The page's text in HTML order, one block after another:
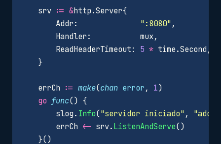
srv := &http.Server{
Addr: ":8080",
Handler: mux,
ReadHeaderTimeout: 5 * time.Second,
}
errCh := make(chan error, 1)
go func() {
slog. Info("servidor iniciado", "addr"
errCh <- srv.ListenAndServe()
}()